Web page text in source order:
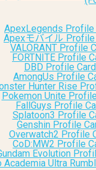
ApexLegends Profile
Apexモバイル Profile
VALORANT Profile
FORTNITE Profile
DBD Profile Card
AmongUs Profile
Hunter Rise
Pokemon Unite
FallGuys Profile
Splatoon3 Profile
Genshin Profile
Overwatch2 Profile
CoD:MW2 Profile
Evolution
Academia Ultra